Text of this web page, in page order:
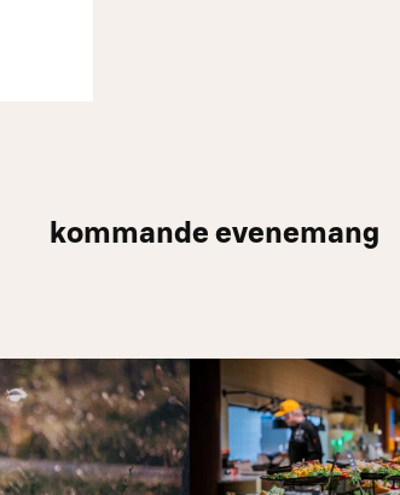
kommande evenemang